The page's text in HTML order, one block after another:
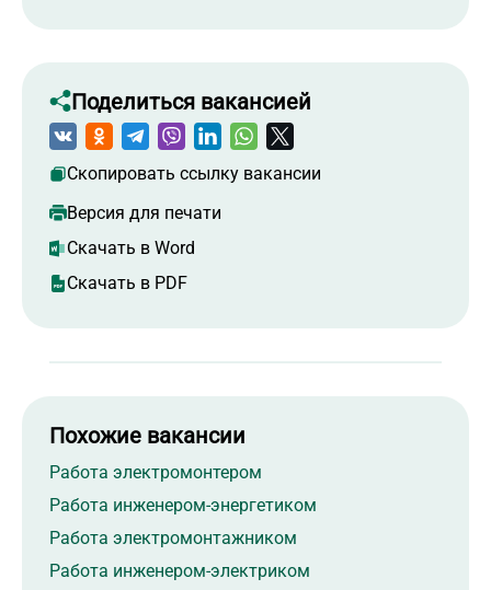
Поделиться вакансией
Скопировать ссылку вакансии
Версия для печати
Скачать в Word
Скачать в PDF
Похожие вакансии
Работа электромонтером
Работа инженером-энергетиком
Работа электромонтажником
Работа инженером-электриком